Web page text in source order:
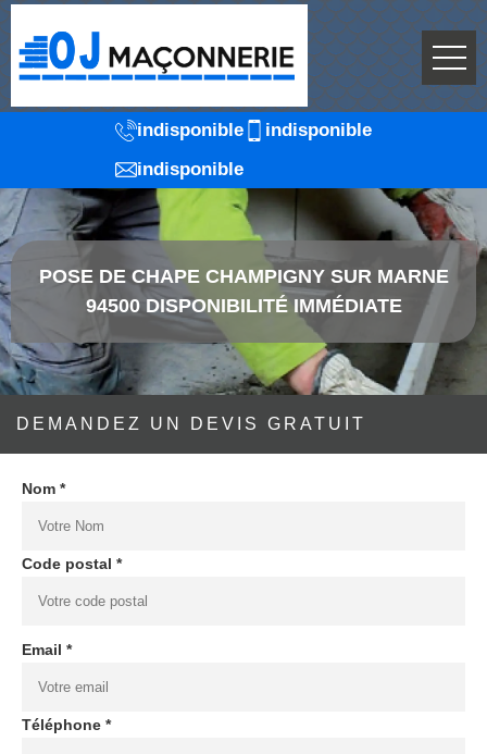
indisponible
indisponible
indisponible
POSE DE CHAPE CHAMPIGNY SUR MARNE
94500 DISPONIBILITÉ IMMÉDIATE
DEMANDEZ UN DEVIS GRATUIT
Nom *
Code postal *
Email *
Téléphone *